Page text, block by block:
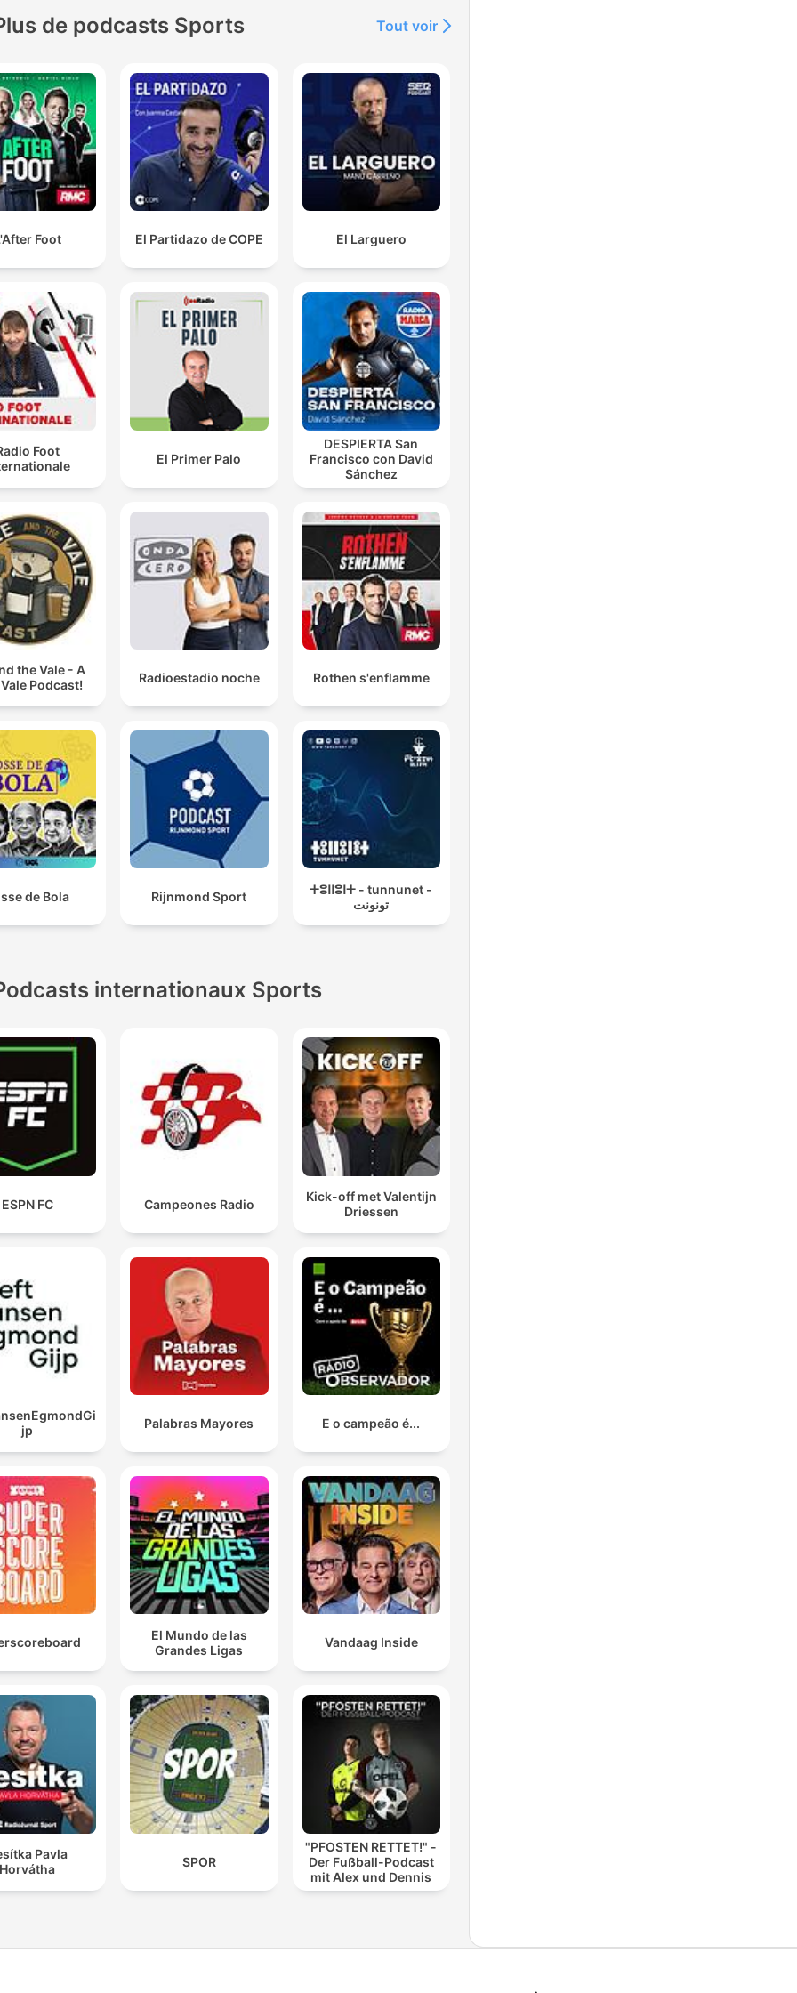
de podcasts Sports Tout voir
Foot El Partidazo de COPE El Larguero
Foot
El Primer Palo
DESPIERTA San
Francisco con David
Sánchez
the Vale - A
Podcast!
Radioestadio noche Rothen s'enflamme
de Bola Rijnmond Sport
ⵜⵓⵏⵏⵓⵏⵜ - tunnunet -
تونونت
internationaux Sports
ESPN FC Campeones Radio
Kick-off met Valentijn
Driessen
jp
Palabras Mayores E o campeão é...
El Mundo de las
Grandes Ligas
Vandaag Inside
Pavla
Horvátha
SPOR
"PFOSTEN RETTET!" -
Der Fußball-Podcast
mit Alex und Dennis